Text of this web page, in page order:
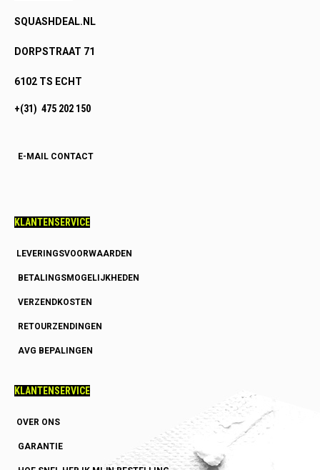
SQUASHDEAL.NL
DORPSTRAAT 71
6102 TS ECHT
+(31) 475 202 150
E-MAIL CONTACT
KLANTENSERVICE
LEVERINGSVOORWAARDEN
BETALINGSMOGELIJKHEDEN
VERZENDKOSTEN
RETOURZENDINGEN
AVG BEPALINGEN
KLANTENSERVICE
OVER ONS
GARANTIE